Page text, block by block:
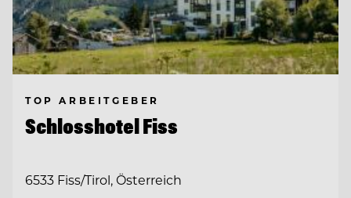
TOP ARBEITGEBER
Schlosshotel Fiss
6533 Fiss/Tirol, Österreich